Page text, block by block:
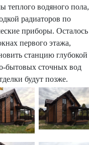
водяного пола,
радиаторов по
приборы. Осталось
первого этажа,
станцию глубокой
бытовых сточных вод
будут позже.